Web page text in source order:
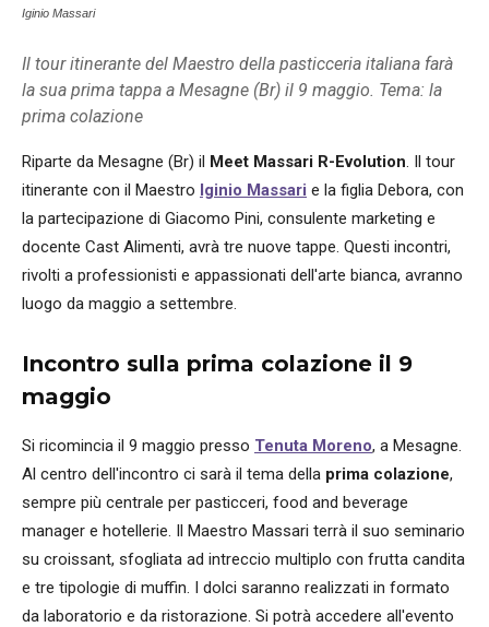
Iginio Massari
Il tour itinerante del Maestro della pasticceria italiana farà
la sua prima tappa a Mesagne (Br) il 9 maggio. Tema: la
prima colazione
Riparte da Mesagne (Br) il Meet Massari R-Evolution. Il tour
itinerante con il Maestro Iginio Massari e la figlia Debora, con
la partecipazione di Giacomo Pini, consulente marketing e
docente Cast Alimenti, avrà tre nuove tappe. Questi incontri,
rivolti a professionisti e appassionati dell'arte bianca, avranno
luogo da maggio a settembre.
Incontro sulla prima colazione il 9
maggio
Si ricomincia il 9 maggio presso Tenuta Moreno, a Mesagne.
Al centro dell'incontro ci sarà il tema della prima colazione,
sempre più centrale per pasticceri, food and beverage
manager e hotellerie. Il Maestro Massari terrà il suo seminario
su croissant, sfogliata ad intreccio multiplo con frutta candita
e tre tipologie di muffin. I dolci saranno realizzati in formato
da laboratorio e da ristorazione. Si potrà accedere all'evento